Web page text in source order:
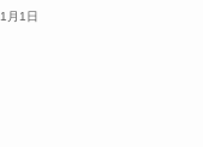
月1日